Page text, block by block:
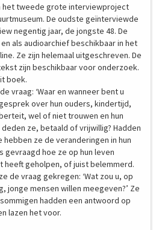
het tweede grote interviewproject
De oudste geïnterviewde
negentig jaar, de jongste 48. De
als audioarchief beschikbaar in het
Ze zijn helemaal uitgeschreven. De
zijn beschikbaar voor onderzoek.
boek.
vraag: ‘Waar en wanneer bent u
over hun ouders, kindertijd,
wel of niet trouwen en hun
ze, betaald of vrijwillig? Hadden
hebben ze de veranderingen in hun
gevraagd hoe ze op hun leven
heeft geholpen, of juist belemmerd.
de vraag gekregen: ‘Wat zou u, op
jonge mensen willen meegeven?’ Ze
hadden een antwoord op
lazen het voor.